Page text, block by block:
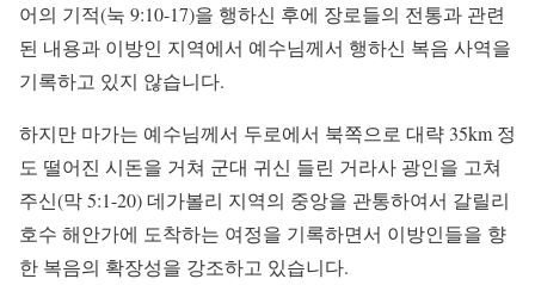
어의 기적(눅 9:10-17)을 행하신 후에 장로들의 전통과 관련
된 내용과 이방인 지역에서 예수님께서 행하신 복음 사역을
기록하고 있지 않습니다.
하지만 마가는 예수님께서 두로에서 북쪽으로 대략 35km 정
도 떨어진 시돈을 거쳐 군대 귀신 들린 거라사 광인을 고쳐
주신(막 5:1-20) 데가볼리 지역의 중앙을 관통하여서 갈릴리
호수 해안가에 도착하는 여정을 기록하면서 이방인들을 향
한 복음의 확장성을 강조하고 있습니다.